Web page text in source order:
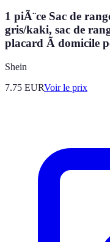
1 piÃ¨ce Sac de
gris/kaki, sac de
placard Ã domicile
Shein
7.75 EURVoir le prix